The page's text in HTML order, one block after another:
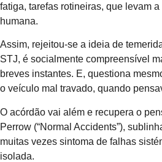
fatiga, tarefas rotineiras, que levam
humana.
Assim, rejeitou-se a ideia de
STJ, é socialmente compreensível
breves instantes. E, questiona
o veículo mal travado, quando
O acórdão vai além e recupera o
Perrow (“Normal Accidents”),
muitas vezes sintoma de falhas
isolada.